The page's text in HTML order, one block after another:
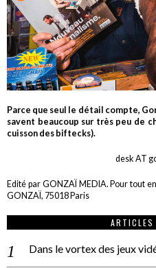
Parce que seul le détail compte,
savent beaucoup sur très peu de
cuisson des biftecks).
desk AT
Edité par GONZAÏ MEDIA. Pour tout
GONZAÏ, 75018 Paris
ARTICLES
Dans le vortex des jeux